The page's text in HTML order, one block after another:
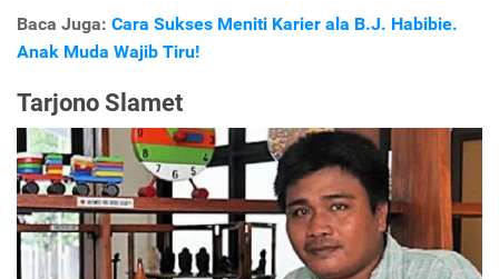
Baca Juga: Cara Sukses Meniti Karier ala B.J. Habibie.
Anak Muda Wajib Tiru!
Tarjono Slamet